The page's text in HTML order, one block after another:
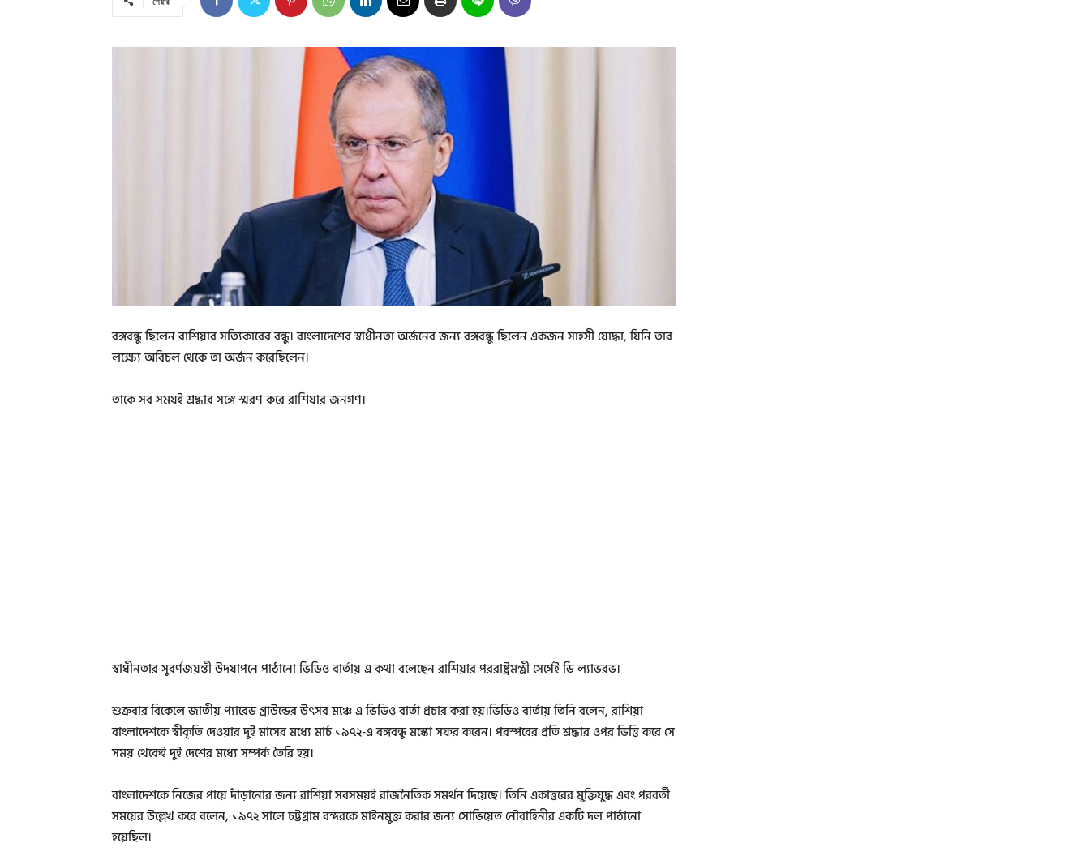
বঙ্গবন্ধু ছিলেন রাশিয়ার সত্যিকারের বন্ধু। বাংলাদেশের স্বাধীনতা অর্জনের জন্য বঙ্গবন্ধু ছিলেন একজন সাহসী যোদ্ধা, যিনি তার
লক্ষ্যে অবিচল থেকে তা অর্জন করেছিলেন।
তাকে সব সময়ই শ্রদ্ধার সঙ্গে স্মরণ করে রাশিয়ার জনগণ।
স্বাধীনতার সুবর্ণজয়ন্তী উদযাপনে পাঠানো ভিডিও বার্তায় এ কথা বলেছেন রাশিয়ার পররাষ্ট্রমন্ত্রী সের্গেই ডি ল্যাভরভ।
শুক্রবার বিকেলে জাতীয় প্যারেড গ্রাউন্ডের উৎসব মঞ্চে এ ভিডিও বার্তা প্রচার করা হয়।ভিডিও বার্তায় তিনি বলেন, রাশিয়া
বাংলাদেশকে স্বীকৃতি দেওয়ার দুই মাসের মধ্যে মার্চ ১৯৭২-এ বঙ্গবন্ধু মস্কো সফর করেন। পরস্পরের প্রতি শ্রদ্ধার ওপর ভিত্তি করে সে
সময় থেকেই দুই দেশের মধ্যে সম্পর্ক তৈরি হয়।
বাংলাদেশকে নিজের পায়ে দাঁড়ানোর জন্য রাশিয়া সবসময়ই রাজনৈতিক সমর্থন দিয়েছে। তিনি একাত্তরের মুক্তিযুদ্ধ এবং পরবর্তী
সময়ের উল্লেখ করে বলেন, ১৯৭২ সালে চট্টগ্রাম বন্দরকে মাইনমুক্ত করার জন্য সোভিয়েত নৌবাহিনীর একটি দল পাঠানো
হয়েছিল।